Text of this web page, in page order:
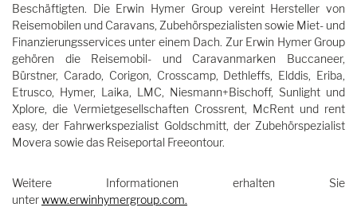
Beschäftigten. Die Erwin Hymer Group vereint Hersteller von
Reisemobilen und Caravans, Zubehörspezialisten sowie Miet- und
Finanzierungsservices unter einem Dach. Zur Erwin Hymer Group
gehören die Reisemobil- und Caravanmarken Buccaneer,
Bürstner, Carado, Corigon, Crosscamp, Dethleffs, Elddis, Eriba,
Etrusco, Hymer, Laika, LMC, Niesmann+Bischoff, Sunlight und
Xplore, die Vermietgesellschaften Crossrent, McRent und rent
easy, der Fahrwerkspezialist Goldschmitt, der Zubehörspezialist
Movera sowie das Reiseportal Freeontour.
Weitere Informationen erhalten Sie
unterwww.erwinhymergroup.com.